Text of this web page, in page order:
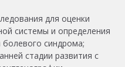
для оценки
системы и определения
синдрома;
стадии развития с